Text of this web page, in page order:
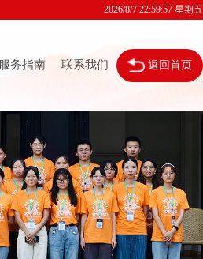
2026/8/7 22:59:58 星期五
服务指南 联系我们 返回首页